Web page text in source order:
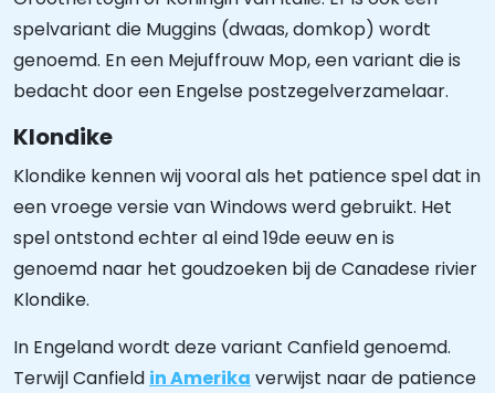
spelvariant die Muggins (dwaas, domkop) wordt
genoemd. En een Mejuffrouw Mop, een variant die is
bedacht door een Engelse postzegelverzamelaar.
Klondike
Klondike kennen wij vooral als het patience spel dat in
een vroege versie van Windows werd gebruikt. Het
spel ontstond echter al eind 19de eeuw en is
genoemd naar het goudzoeken bij de Canadese rivier
Klondike.
In Engeland wordt deze variant Canfield genoemd.
Terwijl Canfield in Amerika verwijst naar de patience